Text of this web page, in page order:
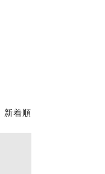
新着順